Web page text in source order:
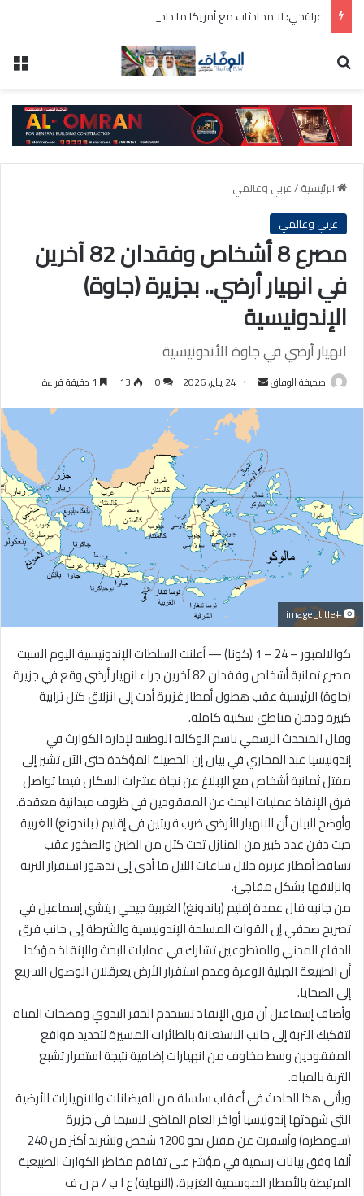
عراقجي: لا محادثات مع أمريكا ما دامت تنتهك الاتفاق المؤقت
الرئيسية/عربي وعالمي
عربي وعالمي
مصرع 8 أشخاص وفقدان 82 آخرين
في انهيار أرضي.. بجزيرة (جاوة)
الإندونيسية
انهيار أرضي في جاوة الأندونيسية
صحيفة الوفاق
أرسل
إلكترونيا
24 يناير، 2026 0
13
#image_title
كوالالمبور – 24 – 1 (كونا) — أعلنت السلطات الإندونيسية اليوم السبت
مصرع ثمانية أشخاص وفقدان 82 آخرين جراء انهيار أرضي وقع في جزيرة
(جاوة) الرئيسية عقب هطول أمطار غزيرة أدت إلى انزلاق كتل ترابية
كبيرة ودفن مناطق سكنية كاملة.
وقال المتحدث الرسمي باسم الوكالة الوطنية لإدارة الكوارث في
إندونيسيا عبد المحاري في بيان إن الحصيلة المؤكدة حتى الآن تشير إلى
مقتل ثمانية أشخاص مع الإبلاغ عن نجاة عشرات السكان فيما تواصل
فرق الإنقاذ عمليات البحث عن المفقودين في ظروف ميدانية معقدة.
وأوضح البيان أن الانهيار الأرضي ضرب قريتين في إقليم ( باندونغ) الغربية
حيث دفن عدد كبير من المنازل تحت كتل من الطين والصخور عقب
تساقط أمطار غزيرة خلال ساعات الليل ما أدى إلى تدهور استقرار التربة
وانزلاقها بشكل مفاجئ.
من جانبه قال عمدة إقليم (باندونغ) الغربية جيجي ريتشي إسماعيل في
تصريح صحفي إن القوات المسلحة الإندونيسية والشرطة إلى جانب فرق
الدفاع المدني والمتطوعين تشارك في عمليات البحث والإنقاذ مؤكدا
أن الطبيعة الجبلية الوعرة وعدم استقرار الأرض يعرقلان الوصول السريع
إلى الضحايا.
وأضاف إسماعيل أن فرق الإنقاذ تستخدم الحفر اليدوي ومضخات المياه
لتفكيك التربة إلى جانب الاستعانة بالطائرات المسيرة لتحديد مواقع
المفقودين وسط مخاوف من انهيارات إضافية نتيجة استمرار تشبع
التربة بالمياه.
ويأتي هذا الحادث في أعقاب سلسلة من الفيضانات والانهيارات الأرضية
التي شهدتها إندونيسيا أواخر العام الماضي لاسيما في جزيرة
(سومطرة) وأسفرت عن مقتل نحو 1200 شخص وتشريد أكثر من 240
ألفا وفق بيانات رسمية في مؤشر على تفاقم مخاطر الكوارث الطبيعية
المرتبطة بالأمطار الموسمية الغزيرة. (النهاية) ع ا ب / م ن ف